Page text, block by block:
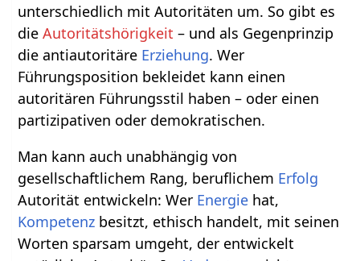
unterschiedlich mit Autoritäten um. So gibt es
dieAutoritätshörigkeit – und als Gegenprinzip
die antiautoritäre Erziehung. Wer
Führungsposition bekleidet kann einen
autoritären Führungsstil haben – oder einen
partizipativen oder demokratischen.
Man kann auch unabhängig von
gesellschaftlichem Rang, beruflichem Erfolg
Autorität entwickeln: Wer Energie hat,
Kompetenz besitzt, ethisch handelt, mit seinen
Worten sparsam umgeht, der entwickelt